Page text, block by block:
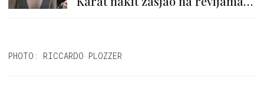
PHOTO: RICCARDO PLOZZER